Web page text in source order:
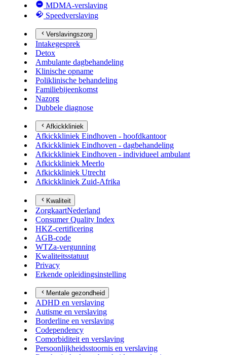
MDMA-verslaving
Speedverslaving
Verslavingszorg
Intakegesprek
Detox
Ambulante dagbehandeling
Klinische opname
Poliklinische behandeling
Familiebijeenkomst
Nazorg
Dubbele diagnose
Afkickkliniek
Afkickkliniek Eindhoven - hoofdkantoor
Afkickkliniek Eindhoven - dagbehandeling
Afkickkliniek Eindhoven - individueel ambulant
Afkickkliniek Meerlo
Afkickkliniek Utrecht
Afkickkliniek Zuid-Afrika
Kwaliteit
ZorgkaartNederland
Consumer Quality Index
HKZ-certificering
AGB-code
WTZa-vergunning
Kwaliteitsstatuut
Privacy
Erkende opleidingsinstelling
Mentale gezondheid
ADHD en verslaving
Autisme en verslaving
Borderline en verslaving
Codependency
Comorbiditeit en verslaving
Persoonlijkheidsstoornis en verslaving